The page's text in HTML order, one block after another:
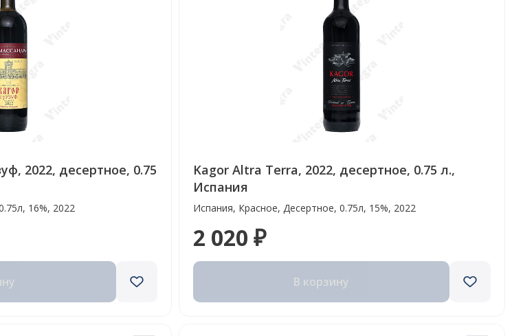
2022, десертное, 0.75
16%, 2022
Kagor Altra Terra, 2022, десертное, 0.75 л.,
Испания
Испания, Красное, Десертное, 0.75л, 15%, 2022
2 020 ₽
В корзину